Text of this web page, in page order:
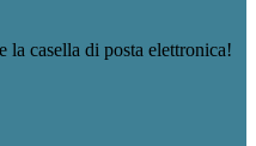
casella di posta elettronica!